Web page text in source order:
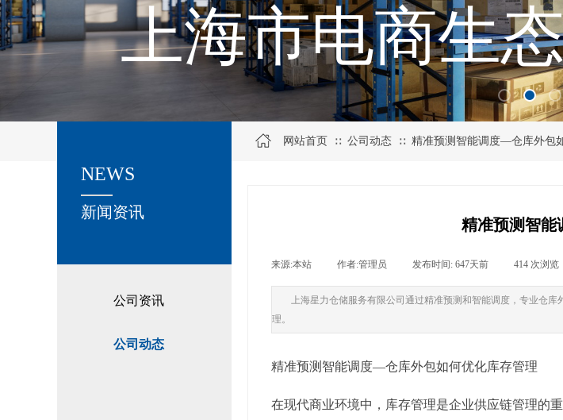
上海市电商生
公司资讯
公司动态
关于我们
新闻资讯
NEWS
网站首页 ∷ 公司动态 ∷ 精准预测智能调度—仓库外包
精准预测智
来源:本站 作者:管理员 发布时间: 647天前 414 次浏览
上海星力仓储服务有限公司通过精准预测和智能调度，专业仓
理。
精准预测智能调度—仓库外包如何优化库存管理
在现代商业环境中，库存管理是企业供应链管理的